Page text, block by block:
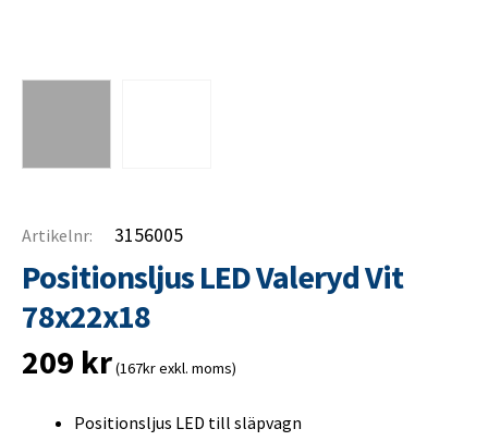
Artikelnr: 3156005
Positionsljus LED Valeryd Vit
78x22x18
209 kr(167kr exkl. moms)
Positionsljus LED till släpvagn